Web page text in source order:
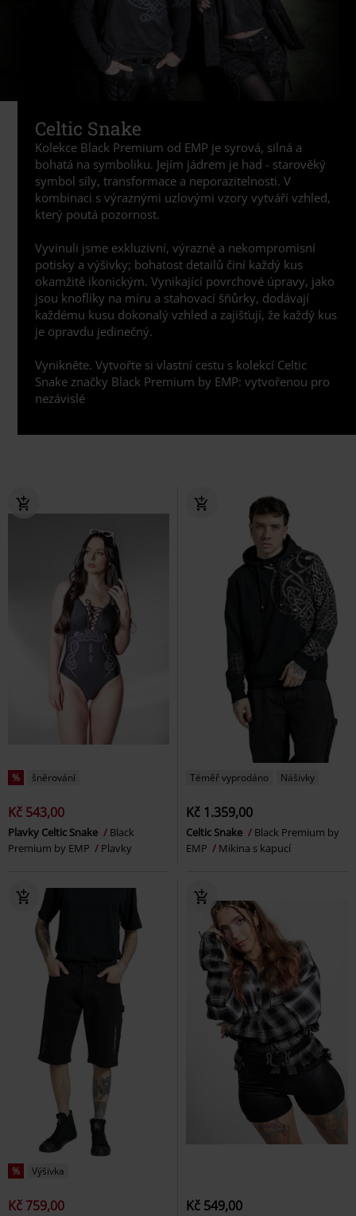
Celtic Snake
Kolekce Black Premium od EMP je syrová, silná a
bohatá na symboliku. Jejím jádrem je had - starověký
symbol síly, transformace a neporazitelnosti. V
kombinaci s výraznými uzlovými vzory vytváří vzhled,
který poutá pozornost.
Vyvinuli jsme exkluzivní, výrazné a nekompromisní
potisky a výšivky; bohatost detailů činí každý kus
okamžitě ikonickým. Vynikající povrchové úpravy, jako
jsou knoflíky na míru a stahovací šňůrky, dodávají
každému kusu dokonalý vzhled a zajišťují, že každý kus
je opravdu jedinečný.
Vynikněte. Vytvořte si vlastní cestu s kolekcí Celtic
Snake značky Black Premium by EMP: vytvořenou pro
nezávislé
% šněrování
Kč 543,00
Plavky Celtic Snake
Black
Premium by EMP
Plavky
Téměř vyprodáno Nášivky
Kč 1.359,00
Celtic Snake
Black Premium by
EMP
Mikina s kapucí
% Výšivka
Kč 759,00 Kč 549,00